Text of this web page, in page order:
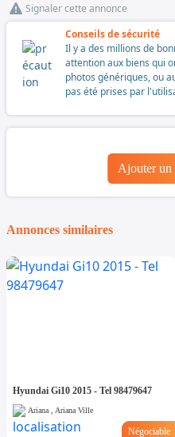
Signaler cette annonce
Conseils de sécurité
Il y a des millions de
attention aux biens qui
photos génériques, ou
pas été prises par
Ajouter un
Annonces similaires
Hyundai Gi10 2015 - Tel 98479647
Ariana , Ariana Ville
Négociable